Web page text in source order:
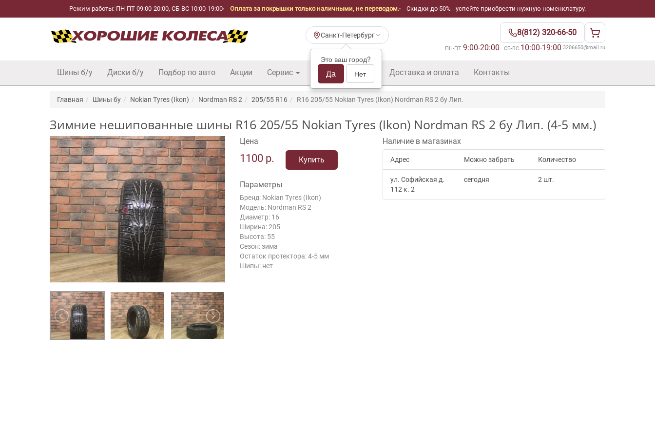
Режим работы: ПН-ПТ 09:00-20:00, СБ-ВС 10:00-19:00 Оплата за покрышки только наличными, не переводом. Скидки до 50% - успейте приобрести нужную номенклатуру.
Санкт-Петербург
Это ваш город?
Да Нет
8(812) 320-66-50
ПН-ПТ 9:00-20:00 · СБ-ВС 10:00-19:00·3206650@mail.ru
Шины б/у Диски б/у Подбор по авто Акции Сервис Шины б/у оптом Доставка и оплата Контакты
Главная Шины бу Nokian Tyres (Ikon) Nordman RS 2 205/55 R16 R16 205/55 Nokian Tyres (Ikon) Nordman RS 2 бу Лип.
Зимние нешипованные шины R16 205/55 Nokian Tyres (Ikon) Nordman RS 2 бу Лип. (4-5 мм.)
Цена
1100 р. Купить
Параметры
Бренд: Nokian Tyres (Ikon)
Модель: Nordman RS 2
Диаметр: 16
Ширина: 205
Высота: 55
Сезон: зима
Остаток протектора: 4-5 мм
Шипы: нет
Наличие в магазинах
Адрес Можно забрать Количество
ул. Софийская д.
112 к. 2
сегодня 2 шт.